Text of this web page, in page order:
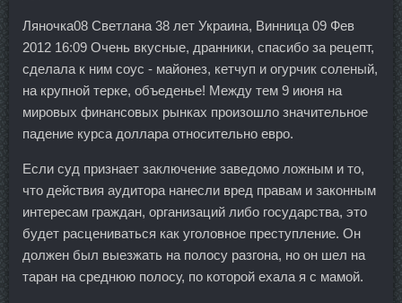
Ляночка08 Светлана 38 лет Украина, Винница 09 Фев
2012 16:09 Очень вкусные, дранники, спасибо за рецепт,
сделала к ним соус - майонез, кетчуп и огурчик соленый,
на крупной терке, объеденье! Между тем 9 июня на
мировых финансовых рынках произошло значительное
падение курса доллара относительно евро.
Если суд признает заключение заведомо ложным и то,
что действия аудитора нанесли вред правам и законным
интересам граждан, организаций либо государства, это
будет расцениваться как уголовное преступление. Он
должен был выезжать на полосу разгона, но он шел на
таран на среднюю полосу, по которой ехала я с мамой.